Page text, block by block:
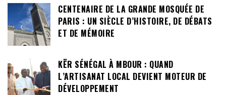
CENTENAIRE DE LA GRANDE MOSQUÉE DE
PARIS : UN SIÈCLE D’HISTOIRE, DE DÉBATS
ET DE MÉMOIRE
KËR SÉNÉGAL À MBOUR : QUAND
L’ARTISANAT LOCAL DEVIENT MOTEUR DE
DÉVELOPPEMENT